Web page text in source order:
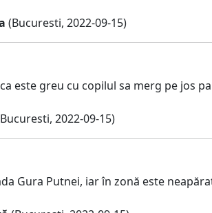
(Bucuresti, 2022-09-15)
este greu cu copilul sa merg pe jos
2022-09-15)
Gura Putnei, iar în zonă este